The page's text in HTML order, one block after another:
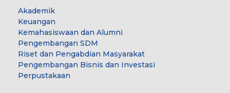
Akademik
Keuangan
Kemahasiswaan dan Alumni
Pengembangan SDM
Riset dan Pengabdian Masyarakat
Pengembangan Bisnis dan Investasi
Perpustakaan